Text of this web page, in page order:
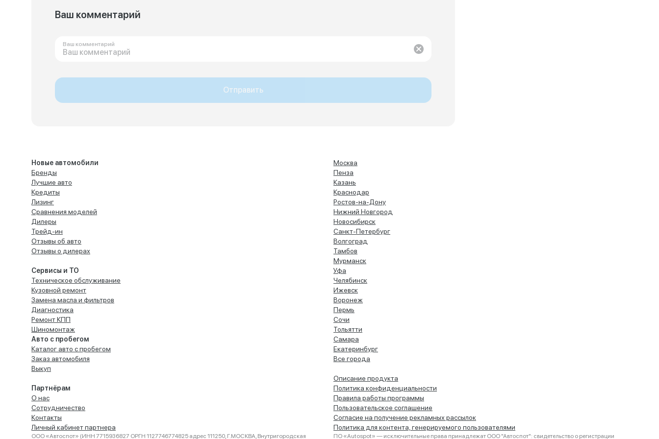
Ваш комментарий
Ваш комментарий
Отправить
Новые автомобили
Бренды
Лучшие авто
Кредиты
Лизинг
Сравнения моделей
Дилеры
Трейд-ин
Отзывы об авто
Отзывы о дилерах
Сервисы и ТО
Техническое обслуживание
Кузовной ремонт
Замена масла и фильтров
Диагностика
Ремонт КПП
Шиномонтаж
Авто с пробегом
Каталог авто с пробегом
Заказ автомобиля
Выкуп
Партнёрам
О нас
Сотрудничество
Контакты
Личный кабинет партнера
Москва
Пенза
Казань
Краснодар
Ростов-на-Дону
Нижний Новгород
Новосибирск
Санкт-Петербург
Волгоград
Тамбов
Мурманск
Уфа
Челябинск
Ижевск
Воронеж
Пермь
Сочи
Тольятти
Самара
Екатеринбург
Все города
Описание продукта
Политика конфиденциальности
Правила работы программы
Пользовательское соглашение
Согласие на получение рекламных рассылок
Политика для контента, генерируемого пользователями
ООО «Автоспот» (ИНН 7715936827 ОРГН 1127746774825 адрес 111250, Г.МОСКВА, Внутригородская ПО «Autospot» — исключительные права принадлежат ООО "Автоспот": свидетельство о регистрации